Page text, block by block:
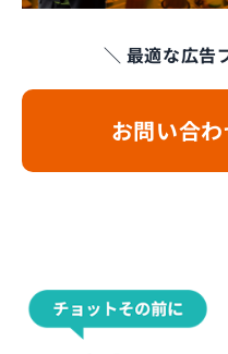
＼ 最適な広告
お問い合